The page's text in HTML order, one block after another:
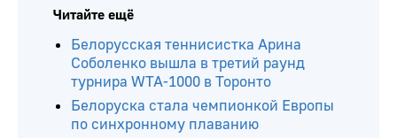
Читайте ещё
Белорусская теннисистка Арина
Соболенко вышла в третий раунд
турнира WTA-1000 в Торонто
Белоруска стала чемпионкой Европы
по синхронному плаванию